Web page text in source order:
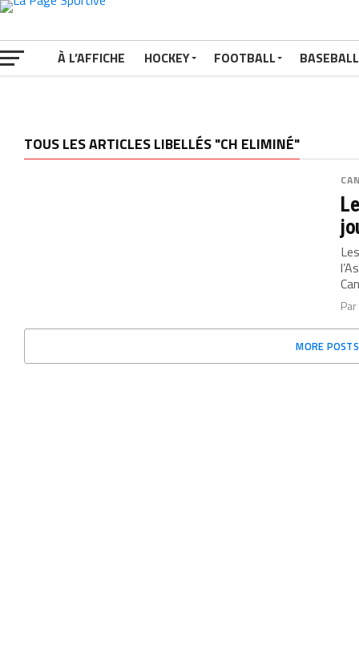
À L’AFFICHE HOCKEY FOOTBALL BASEBALL
TOUS LES ARTICLES LIBELLÉS "CH ELIMINÉ"
Par
MORE POSTS